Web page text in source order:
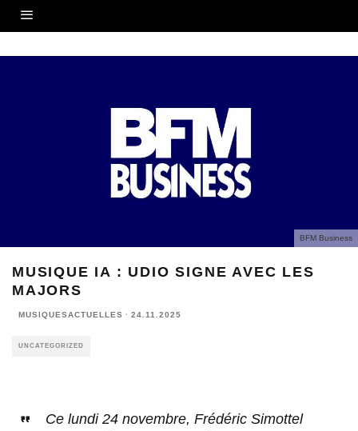
BFM Business
MUSIQUE IA : UDIO SIGNE AVEC LES
MAJORS
MUSIQUESACTUELLES · 24.11.2025
UNCATEGORIZED
Ce lundi 24 novembre, Frédéric Simottel